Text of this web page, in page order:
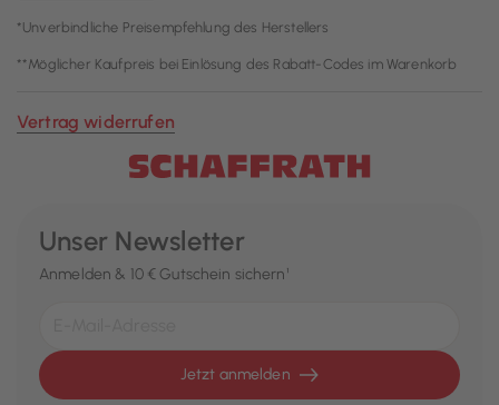
*Unverbindliche Preisempfehlung des Herstellers
**Möglicher Kaufpreis bei Einlösung des Rabatt-Codes im Warenkorb
Vertrag widerrufen
Unser Newsletter
Anmelden & 10 € Gutschein sichern¹
Jetzt anmelden